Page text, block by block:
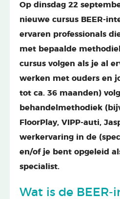
Op dinsdag 22
nieuwe cursus BEER-
ervaren professionals
met bepaalde
cursus volgen als je al
werken met ouders en
tot ca. 36 maanden)
behandelmethodiek
FloorPlay, VIPP-auti,
werkervaring in de
en/of je bent opgeleid
specialist.
Wat is de BEER-